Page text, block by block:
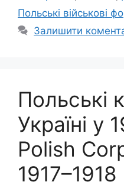
Польські військові
Залишити
Польські
Україні у
Polish
1917–1918